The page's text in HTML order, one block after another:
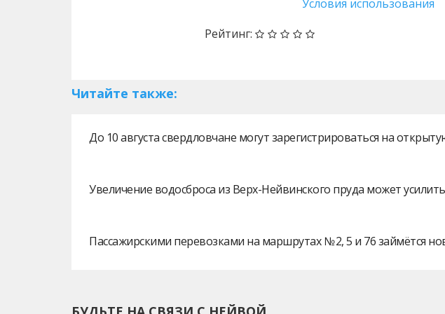
Условия использования
Рейтинг:
Читайте также:
До 10 августа свердловчане могут зарегистрироваться на
Увеличение водосброса из Верх-Нейвинского пруда может
Пассажирскими перевозками на маршрутах № 2, 5 и 76 займётся